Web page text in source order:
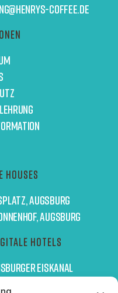
coffee.de
Houses
Augsburg
Augsburg
Hotels
Eiskanal